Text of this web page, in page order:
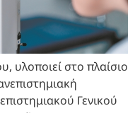
υλοποιεί στο πλαίσιο
Γενικού